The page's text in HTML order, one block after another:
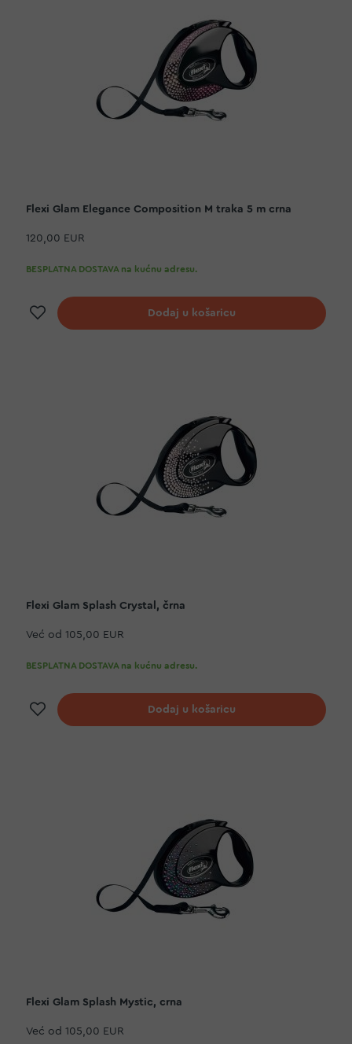
Flexi Glam Elegance Composition M traka 5 m crna
120,00 EUR
BESPLATNA DOSTAVA na kućnu adresu.
Dodaj na listu želja
Dodaj u košaricu
Flexi Glam Splash Crystal, črna
Već od 105,00 EUR
BESPLATNA DOSTAVA na kućnu adresu.
Dodaj na listu želja
Dodaj u košaricu
Flexi Glam Splash Mystic, crna
Već od 105,00 EUR